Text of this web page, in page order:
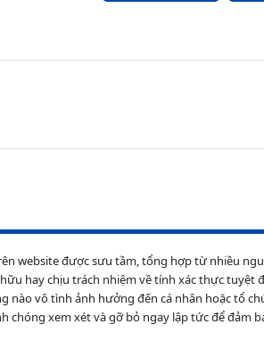
website được sưu tầm, tổng hợp từ nhiều
hay chịu trách nhiệm về tính xác thực tuyệt
nào vô tình ảnh hưởng đến cá nhân hoặc tổ
chóng xem xét và gỡ bỏ ngay lập tức để đảm